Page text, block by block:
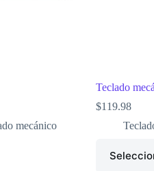
mecánico
Teclado
$119.98